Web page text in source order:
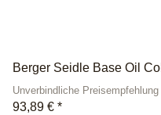
Berger Seidle Base Oil
Unverbindliche
93,89 € *